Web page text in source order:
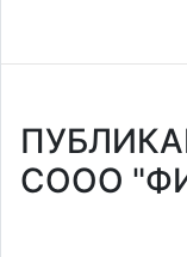
СООО